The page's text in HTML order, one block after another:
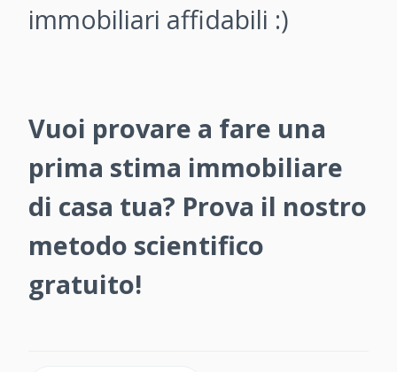
immobiliari affidabili :)
Vuoi provare a fare una
prima stima immobiliare
di casa tua? Prova il nostro
metodo scientifico
gratuito!